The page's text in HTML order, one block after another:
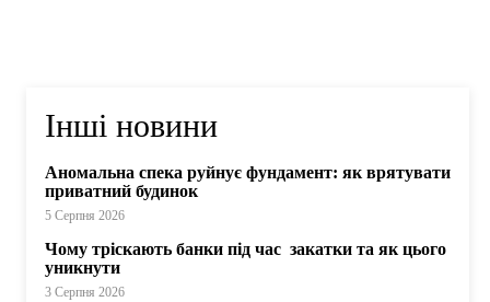
Інші новини
Аномальна спека руйнує фундамент: як врятувати
приватний будинок
5 Серпня 2026
Чому тріскають банки під час закатки та як цього
уникнути
3 Серпня 2026